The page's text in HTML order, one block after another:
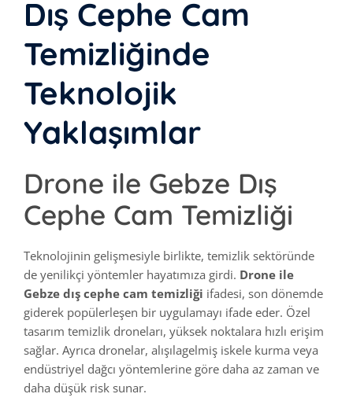
Dış Cephe Cam
Temizliğinde
Teknolojik
Yaklaşımlar
Drone ile Gebze Dış
Cephe Cam Temizliği
Teknolojinin gelişmesiyle birlikte, temizlik sektöründe
de yenilikçi yöntemler hayatımıza girdi. Drone ile
Gebze dış cephe cam temizliği ifadesi, son dönemde
giderek popülerleşen bir uygulamayı ifade eder. Özel
tasarım temizlik droneları, yüksek noktalara hızlı erişim
sağlar. Ayrıca dronelar, alışılagelmiş iskele kurma veya
endüstriyel dağcı yöntemlerine göre daha az zaman ve
daha düşük risk sunar.